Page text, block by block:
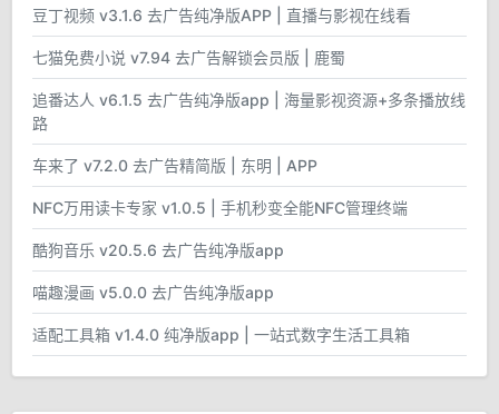
豆丁视频 v3.1.6 去广告纯净版APP | 直播与影视在线看
七猫免费小说 v7.94 去广告解锁会员版 | 鹿蜀
追番达人 v6.1.5 去广告纯净版app | 海量影视资源+多条播放线
路
车来了 v7.2.0 去广告精简版 | 东明 | APP
NFC万用读卡专家 v1.0.5 | 手机秒变全能NFC管理终端
酷狗音乐 v20.5.6 去广告纯净版app
喵趣漫画 v5.0.0 去广告纯净版app
适配工具箱 v1.4.0 纯净版app | 一站式数字生活工具箱